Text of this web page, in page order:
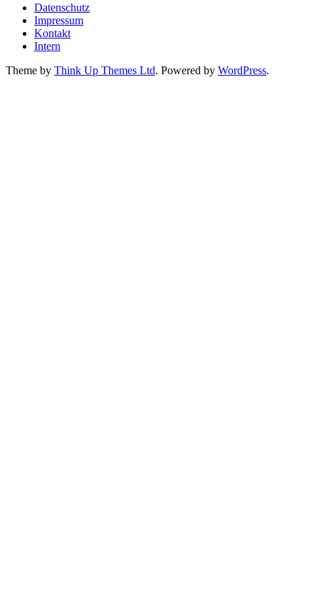
Datenschutz
Impressum
Kontakt
Intern
Theme by Think Up Themes Ltd. Powered by WordPress.